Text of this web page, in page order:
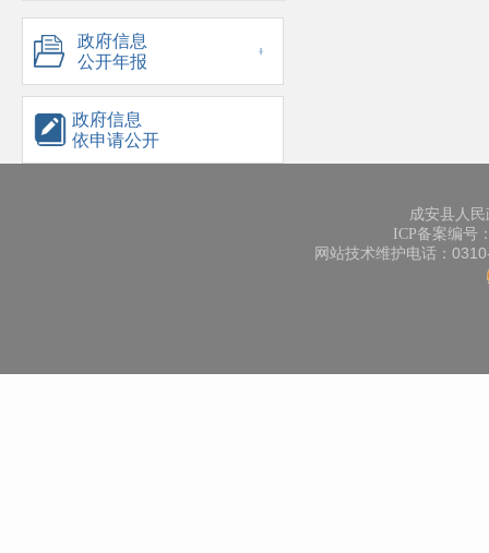
政府信息
公开年报
政府信息
依申请公开
成安县人
ICP备案编号
网站技术维护电话：